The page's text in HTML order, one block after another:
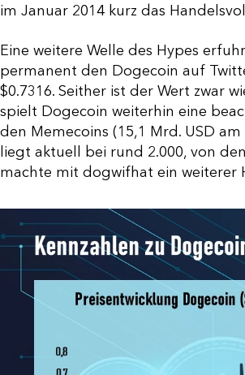
im Januar 2014 kurz das
Eine weitere Welle des Hypes
permanent den Dogecoin auf
$0.7316. Seither ist der Wert zwar
spielt Dogecoin weiterhin eine
den Memecoins (15,1 Mrd. USD
liegt aktuell bei rund 2.000, von
machte mit dogwifhat ein weiterer